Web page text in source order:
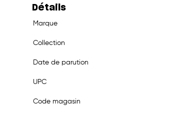
Détails
Marque
Collection
Date de parution
UPC
Code magasin